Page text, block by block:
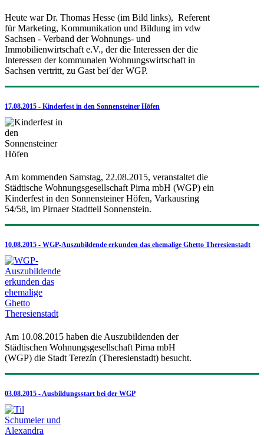
Heute war Dr. Thomas Hesse (im Bild links), Referent
für Marketing, Kommunikation und Bildung im vdw
Sachsen - Verband der Wohnungs- und
Immobilienwirtschaft e.V., der die Interessen der die
Interessen der kommunalen Wohnungswirtschaft in
Sachsen vertritt, zu Gast bei´der WGP.
17.08.2015 - Kinderfest in den Sonnensteiner Höfen
Am kommenden Samstag, 22.08.2015, veranstaltet die
Städtische Wohnungsgesellschaft Pirna mbH (WGP) ein
Kinderfest in den Sonnensteiner Höfen, Varkausring
54/58, im Pirnaer Stadtteil Sonnenstein.
10.08.2015 - WGP-Auszubildende erkunden das ehemalige Ghetto Theresienstadt
Am 10.08.2015 haben die Auszubildenden der
Städtischen Wohnungsgesellschaft Pirna mbH
(WGP) die Stadt Terezín (Theresienstadt) besucht.
03.08.2015 - Ausbildungsstart bei der WGP